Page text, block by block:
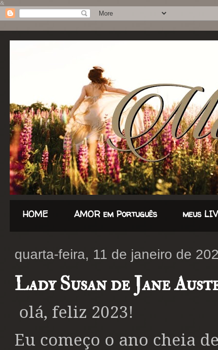
&
HOME AMOR em Português meus
quarta-feira, 11 de janeiro de
Lady Susan de Jane
olá, feliz 2023!
Eu começo o ano cheia